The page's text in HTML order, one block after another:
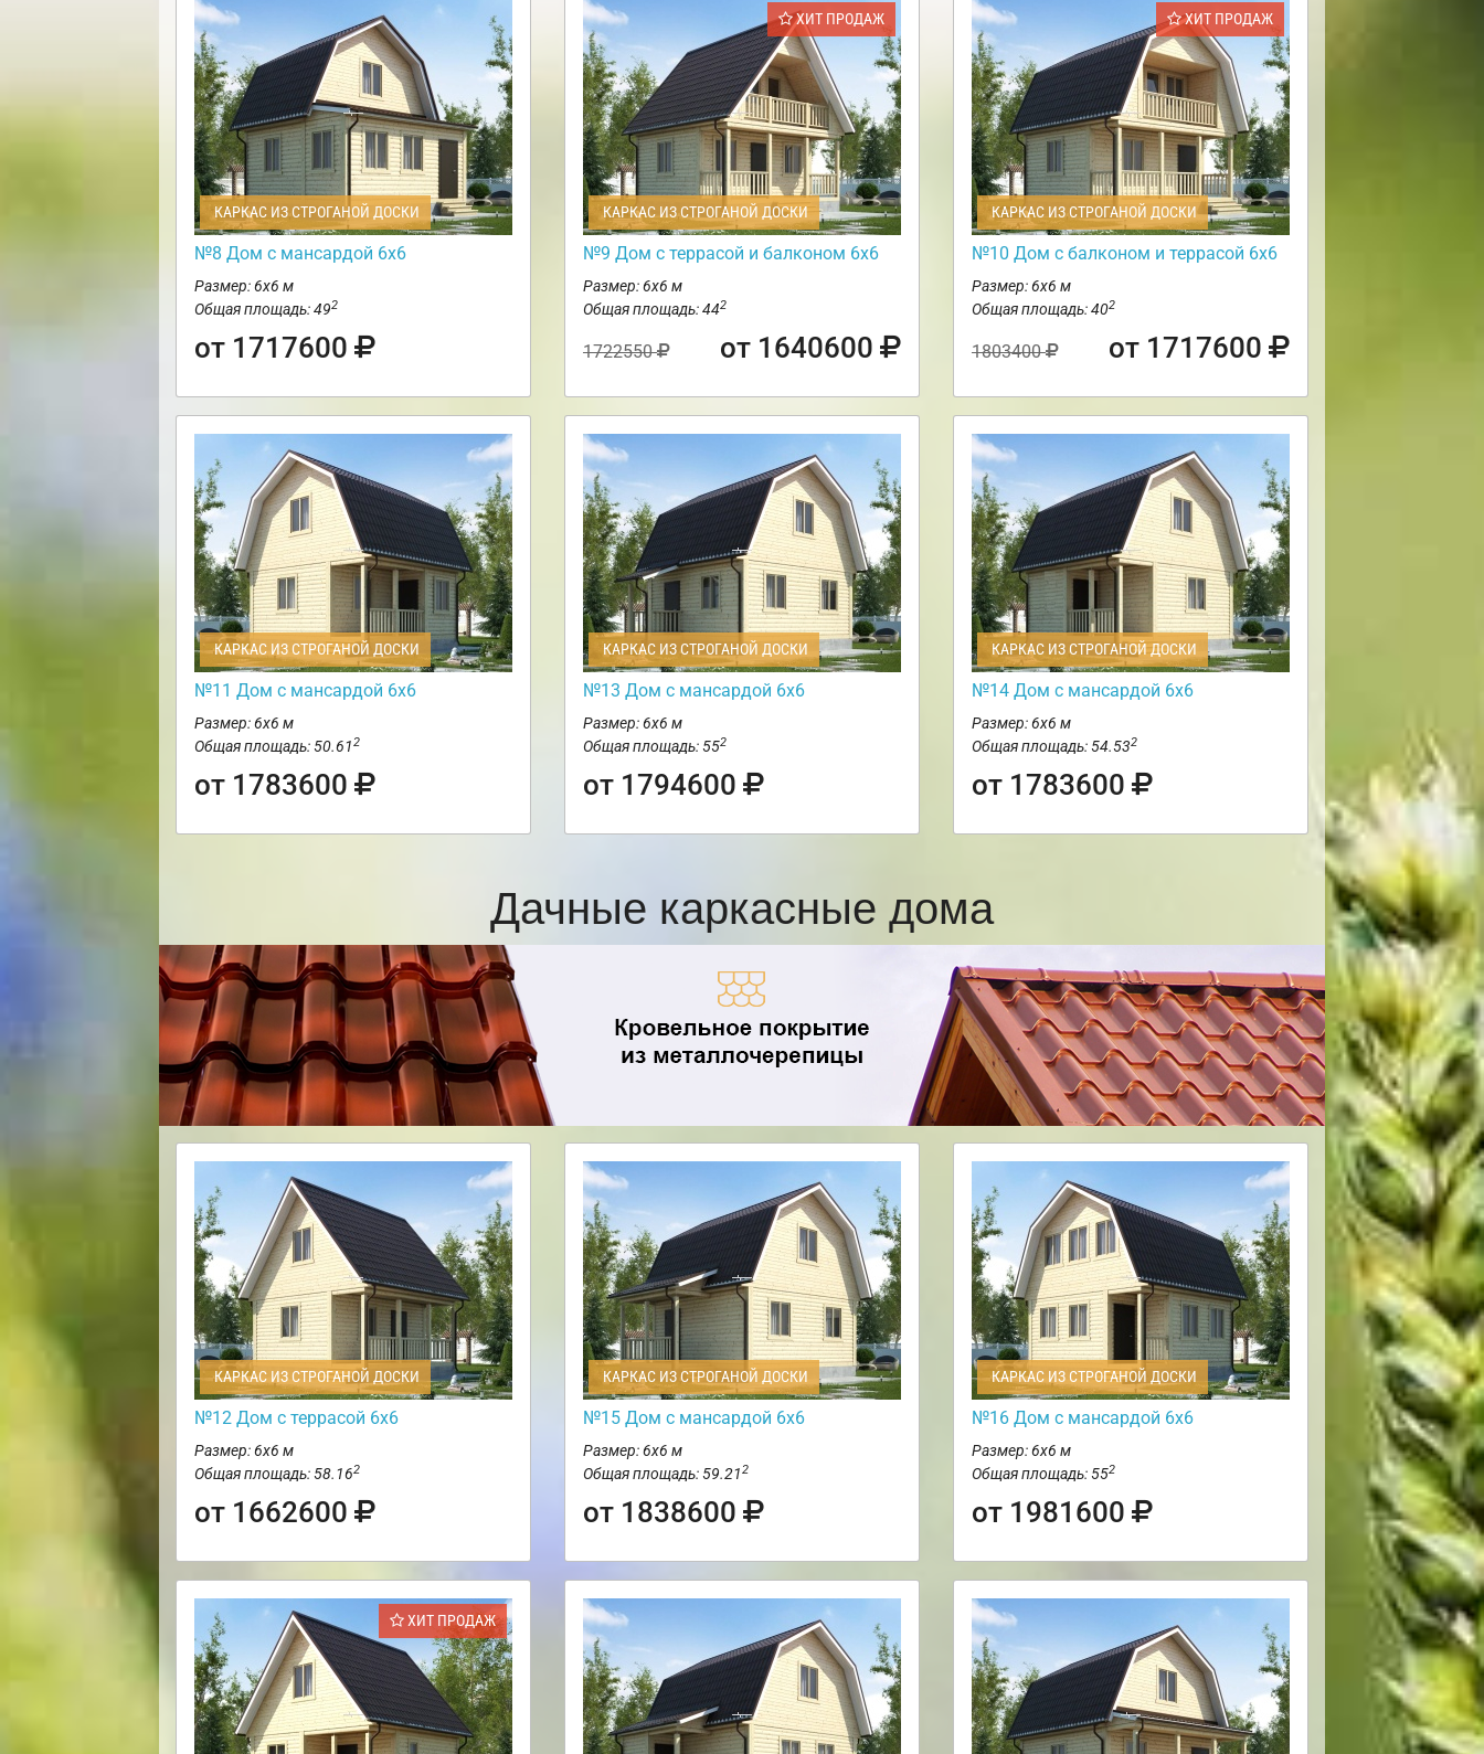
КАРКАС ИЗ СТРОГАНОЙ ДОСКИ
№8 Дом с мансардой 6х6
Размер: 6х6 м
Общая площадь: 492
от 1717600
ХИТ ПРОДАЖ
КАРКАС ИЗ СТРОГАНОЙ ДОСКИ
№9 Дом с террасой и балконом 6х6
Размер: 6х6 м
Общая площадь: 442
1722550 от 1640600
ХИТ ПРОДАЖ
КАРКАС ИЗ СТРОГАНОЙ ДОСКИ
№10 Дом с балконом и террасой 6х6
Размер: 6х6 м
Общая площадь: 402
1803400 от 1717600
КАРКАС ИЗ СТРОГАНОЙ ДОСКИ
№11 Дом с мансардой 6х6
Размер: 6х6 м
Общая площадь: 50.612
от 1783600
КАРКАС ИЗ СТРОГАНОЙ ДОСКИ
№13 Дом с мансардой 6х6
Размер: 6х6 м
Общая площадь: 552
от 1794600
КАРКАС ИЗ СТРОГАНОЙ ДОСКИ
№14 Дом с мансардой 6х6
Размер: 6х6 м
Общая площадь: 54.532
от 1783600
Дачные каркасные дома
КАРКАС ИЗ СТРОГАНОЙ ДОСКИ
№12 Дом с террасой 6х6
Размер: 6х6 м
Общая площадь: 58.162
от 1662600
КАРКАС ИЗ СТРОГАНОЙ ДОСКИ
№15 Дом с мансардой 6х6
Размер: 6х6 м
Общая площадь: 59.212
от 1838600
КАРКАС ИЗ СТРОГАНОЙ ДОСКИ
№16 Дом с мансардой 6х6
Размер: 6х6 м
Общая площадь: 552
от 1981600
ХИТ ПРОДАЖ